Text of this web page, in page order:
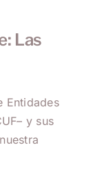
Las
Entidades
y sus